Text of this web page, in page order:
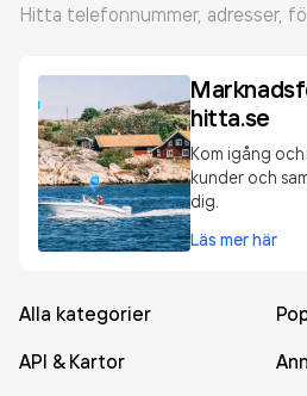
Hitta telefonnummer, adresser,
hitta.se
Kom igång
kunder och
dig.
Läs mer här
Alla kategorier
API & Kartor